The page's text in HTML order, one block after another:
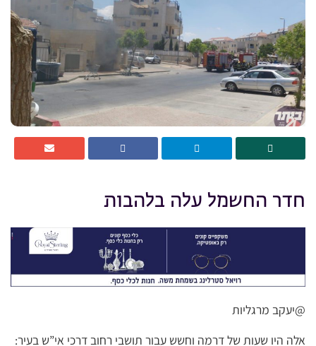
חדר החשמל עלה בלהבות
@יעקב מרגליות
אלה היו שעות של דרמה וחשש עבור תושבי רחוב דרכי אי”ש בעיר: